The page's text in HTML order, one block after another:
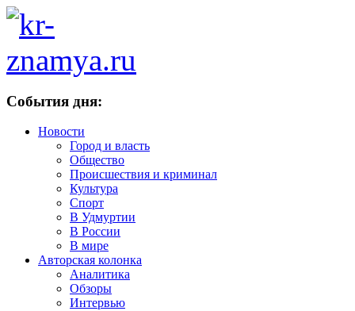
События дня:
Новости
Город и власть
Общество
Происшествия и криминал
Культура
Спорт
В Удмуртии
В России
В мире
Авторская колонка
Аналитика
Обзоры
Интервью